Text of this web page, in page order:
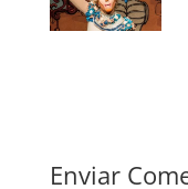
Enviar